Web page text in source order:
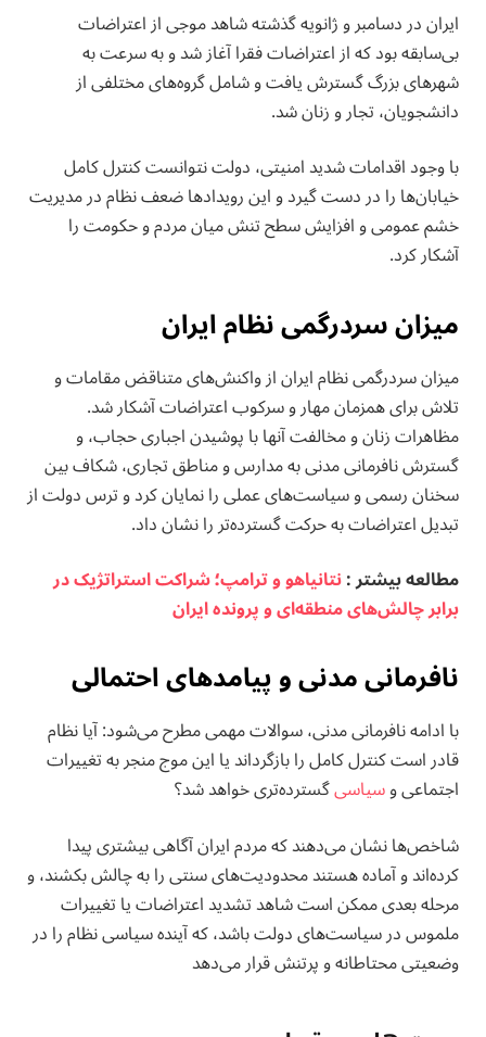
ایران در دسامبر و ژانویه گذشته شاهد موجی از اعتراضات
بی‌سابقه بود که از اعتراضات فقرا آغاز شد و به سرعت به
شهرهای بزرگ گسترش یافت و شامل گروه‌های مختلفی از
دانشجویان، تجار و زنان شد.
با وجود اقدامات شدید امنیتی، دولت نتوانست کنترل کامل
خیابان‌ها را در دست گیرد و این رویدادها ضعف نظام در مدیریت
خشم عمومی و افزایش سطح تنش میان مردم و حکومت را
آشکار کرد.
میزان سردرگمی نظام ایران
میزان سردرگمی نظام ایران از واکنش‌های متناقض مقامات و
تلاش برای همزمان مهار و سرکوب اعتراضات آشکار شد.
مظاهرات زنان و مخالفت آنها با پوشیدن اجباری حجاب، و
گسترش نافرمانی مدنی به مدارس و مناطق تجاری، شکاف بین
سخنان رسمی و سیاست‌های عملی را نمایان کرد و ترس دولت از
تبدیل اعتراضات به حرکت گسترده‌تر را نشان داد.
مطالعه بيشتر :نتانیاهو و ترامپ؛ شراکت استراتژیک در
برابر چالش‌های منطقه‌ای و پرونده ایران
نافرمانی مدنی و پیامدهای احتمالی
با ادامه نافرمانی مدنی، سوالات مهمی مطرح می‌شود: آیا نظام
قادر است کنترل کامل را بازگرداند یا این موج منجر به تغییرات
اجتماعی وسیاسیگسترده‌تری خواهد شد؟
شاخص‌ها نشان می‌دهند که مردم ایران آگاهی بیشتری پیدا
کرده‌اند و آماده هستند محدودیت‌های سنتی را به چالش بکشند، و
مرحله بعدی ممکن است شاهد تشدید اعتراضات یا تغییرات
ملموس در سیاست‌های دولت باشد، که آینده سیاسی نظام را در
وضعیتی محتاطانه و پرتنش قرار می‌دهد